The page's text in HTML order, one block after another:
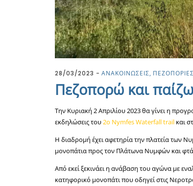
28/03/2023 ΑΝΑΚΟΙΝΩΣΕΙΣ ΠΕΖΟΠΟΡΙΕΣ
Πεζοπορώ και
Την Κυριακή 2 Απριλίου 2023 θα γίνει η
εκδηλώσεις του2o Nymfes Waterfall trail και
Η διαδρομή έχει αφετηρία την πλατεία των
μονοπάτια προς τον Πλάτωνα Νυμφών και
Από εκεί ξεκινάει η ανάβαση του αγώνα με
κατηφορικό μονοπάτι που οδηγεί στις